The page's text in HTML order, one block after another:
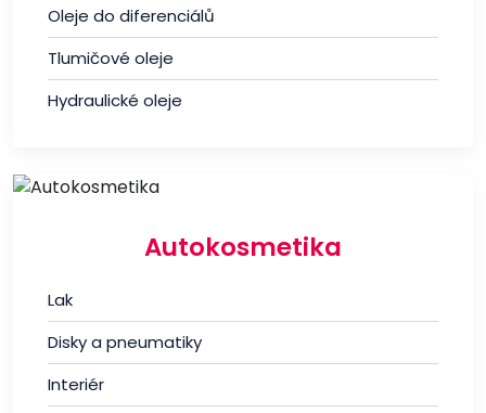
Oleje do diferenciálů
Tlumičové oleje
Hydraulické oleje
Autokosmetika
Lak
Disky a pneumatiky
Interiér